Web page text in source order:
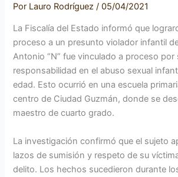
Por Lauro Rodríguez /05/04/2021
La Fiscalía del Estado informó que
proceso a un presunto violador infantil
Antonio “N” fue vinculado a proceso por
responsabilidad en el abuso sexual
edad. Esto ocurrió en una escuela
centro de Ciudad Guzmán, donde se
maestro de cuarto grado.
La investigación confirmó que el sujeto
lazos de sumisión y respeto de su
delito. Los hechos sucedieron durante